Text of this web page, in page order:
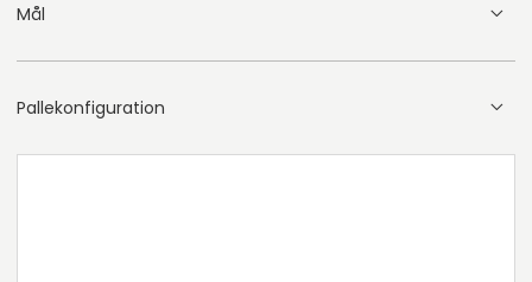
Mål
Pallekonfiguration